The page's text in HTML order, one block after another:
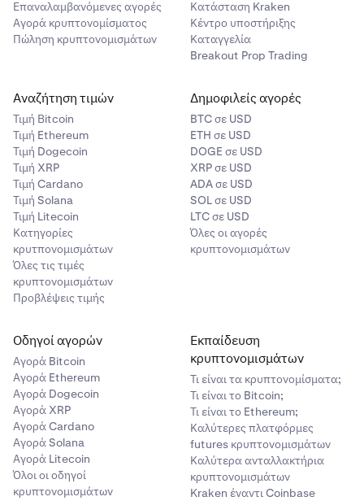
Επαναλαμβανόμενες αγορές
Αγορά κρυπτονομίσματος
Πώληση κρυπτονομισμάτων
Κατάσταση Kraken
Κέντρο υποστήριξης
Καταγγελία
Breakout Prop Trading
Αναζήτηση τιμών
Τιμή Βitcoin
Τιμή Ethereum
Τιμή Dogecoin
Τιμή XRP
Τιμή Cardano
Τιμή Solana
Τιμή Litecoin
Κατηγορίες
κρυτπονομισμάτων
Όλες τις τιμές
κρυπτονομισμάτων
Προβλέψεις τιμής
Δημοφιλείς αγορές
BTC σε USD
ETH σε USD
DOGE σε USD
XRP σε USD
ADA σε USD
SOL σε USD
LTC σε USD
Όλες οι αγορές
κρυπτονομισμάτων
Οδηγοί αγορών
Αγορά Bitcoin
Αγορά Ethereum
Αγορά Dogecoin
Αγορά XRP
Αγορά Cardano
Αγορά Solana
Αγορά Litecoin
Όλοι οι οδηγοί
κρυπτονομισμάτων
Εκπαίδευση
κρυπτονομισμάτων
Τι είναι τα κρυπτονομίσματα;
Τι είναι το Bitcoin;
Τι είναι το Ethereum;
Καλύτερες πλατφόρμες
futures κρυπτονομισμάτων
Καλύτερα ανταλλακτήρια
κρυπτονομισμάτων
Kraken έναντι Coinbase